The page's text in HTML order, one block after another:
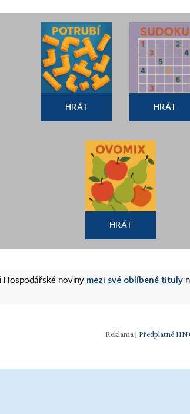
HRÁT HRÁT
HRÁT
Hospodářské noviny mezi své oblíbené tituly
| Předplatné